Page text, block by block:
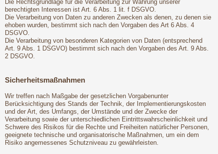
Die Rechtsgrundlage für die Verarbeitung zur Wahrung unserer
berechtigten Interessen ist Art. 6 Abs. 1 lit. f DSGVO.
Die Verarbeitung von Daten zu anderen Zwecken als denen, zu denen sie
ehoben wurden, bestimmt sich nach den Vorgaben des Art 6 Abs. 4
DSGVO.
Die Verarbeitung von besonderen Kategorien von Daten (entsprechend
Art. 9 Abs. 1 DSGVO) bestimmt sich nach den Vorgaben des Art. 9 Abs.
2 DSGVO.
Sicherheitsmaßnahmen
Wir treffen nach Maßgabe der gesetzlichen Vorgabenunter
Berücksichtigung des Stands der Technik, der Implementierungskosten
und der Art, des Umfangs, der Umstände und der Zwecke der
Verarbeitung sowie der unterschiedlichen Eintrittswahrscheinlichkeit und
Schwere des Risikos für die Rechte und Freiheiten natürlicher Personen,
geeignete technische und organisatorische Maßnahmen, um ein dem
Risiko angemessenes Schutzniveau zu gewährleisten.